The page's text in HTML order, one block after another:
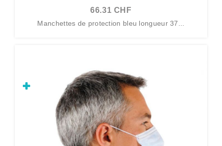
66.31 CHF
Manchettes de protection bleu longueur 37...